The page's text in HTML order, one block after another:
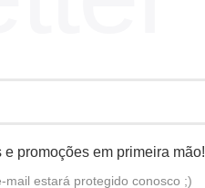
promoções em primeira mão!
mail estará protegido conosco ;)